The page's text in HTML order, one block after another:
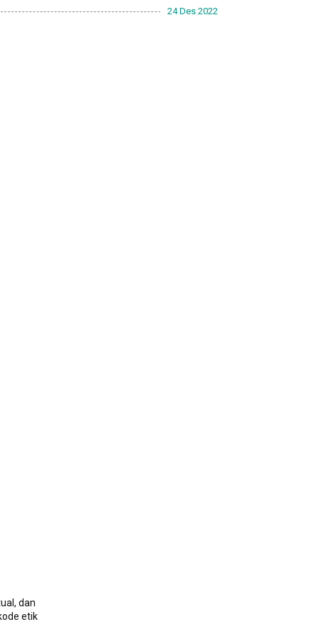
24 Des 2022
dan
etik